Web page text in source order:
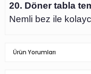
20. Döner tabla
Nemli bez ile
Ürün Yorumları